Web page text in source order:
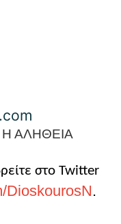
Η ΑΛΗΘΕΙΑ
στο Twitter
DioskourosN.